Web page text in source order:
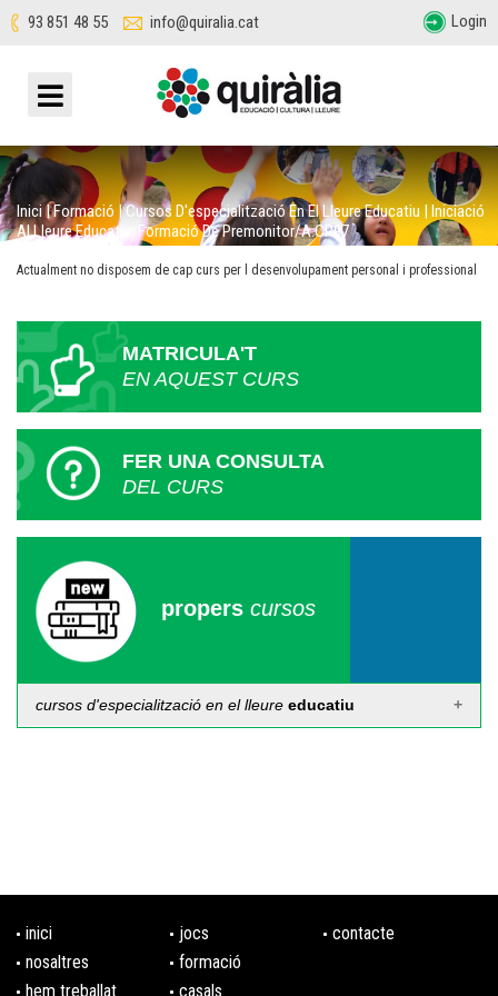
93 851 48 55 info@quiralia.cat Login
Inici|Formació |Cursos D'especialització En El Lleure Educatiu | Iniciació
Al Lleure Educatiu: Formació De Premonitor/a.CP97
Actualment no disposem de cap curs per l desenvolupament personal i professional
MATRICULA'T
EN AQUEST CURS
FER UNA CONSULTA
DEL CURS
propers cursos
cursos d'especialització en el lleure educatiu
Per terminis
Inscripcions fins al 31 de desembre
inici
nosaltres
hem treballat
jocs
formació
casals
contacte